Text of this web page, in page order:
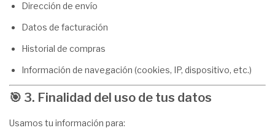
Dirección de envío
Datos de facturación
Historial de compras
Información de navegación (cookies, IP, dispositivo, etc.)
🎯 3. Finalidad del uso de tus datos
Usamos tu información para: